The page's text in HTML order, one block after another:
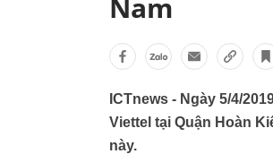
Nam
ICTnews - Ngày 5/4/
Viettel tại Quận Hoàn
này.